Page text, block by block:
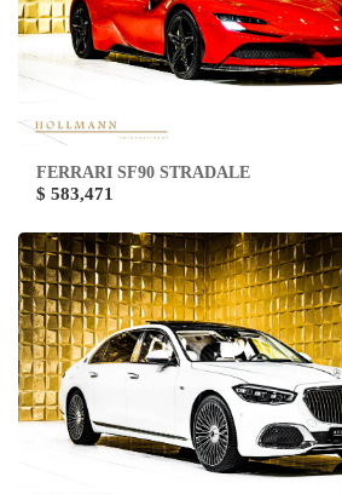
FERRARI SF90 STRADALE
$ 583,471